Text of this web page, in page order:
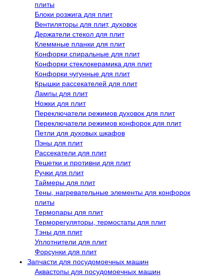
плиты
Блоки розжига для плит
Вентиляторы для плит, духовок
Держатели стекол для плит
Клеммные планки для плит
Конфорки спиральные для плит
Конфорки стеклокерамика для плит
Конфорки чугунные для плит
Крышки рассекателей для плит
Лампы для плит
Ножки для плит
Переключатели режимов духовок для плит
Переключатели режимов конфорок для плит
Петли для духовых шкафов
Пэны для плит
Рассекатели для плит
Решетки и противни для плит
Ручки для плит
Таймеры для плит
Тены, нагревательные элементы для конфорок
плиты
Термопары для плит
Терморегуляторы, термостаты для плит
Тэны для плит
Уплотнители для плит
Форсунки для плит
Запчасти для посудомоечных машин
Аквастопы для посудомоечных машин